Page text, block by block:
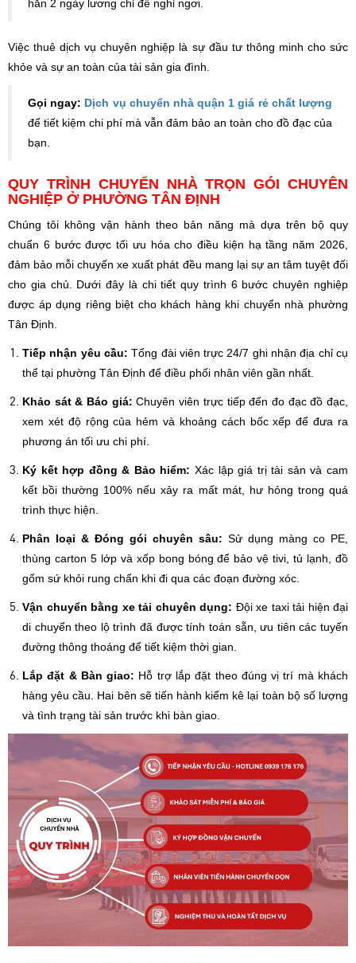
hẳn 2 ngày lương chỉ để nghỉ ngơi.
Việc thuê dịch vụ chuyên nghiệp là sự đầu tư thông minh cho sức
khỏe và sự an toàn của tài sản gia đình.
Gọi ngay: Dịch vụ chuyển nhà quận 1 giá rẻ chất lượng
để tiết kiệm chi phí mà vẫn đảm bảo an toàn cho đồ đạc của
bạn.
QUY TRÌNH CHUYỂN NHÀ TRỌN GÓI CHUYÊN
NGHIỆP Ở PHƯỜNG TÂN ĐỊNH
Chúng tôi không vận hành theo bản năng mà dựa trên bộ quy
chuẩn 6 bước được tối ưu hóa cho điều kiện hạ tầng năm 2026,
đảm bảo mỗi chuyến xe xuất phát đều mang lại sự an tâm tuyệt đối
cho gia chủ. Dưới đây là chi tiết quy trình 6 bước chuyên nghiệp
được áp dụng riêng biệt cho khách hàng khi chuyển nhà phường
Tân Định.
Tiếp nhận yêu cầu: Tổng đài viên trực 24/7 ghi nhận địa chỉ cụ
thể tại phường Tân Định để điều phối nhân viên gần nhất.
Khảo sát & Báo giá: Chuyên viên trực tiếp đến đo đạc đồ đạc,
xem xét độ rộng của hẻm và khoảng cách bốc xếp để đưa ra
phương án tối ưu chi phí.
Ký kết hợp đồng & Bảo hiểm: Xác lập giá trị tài sản và cam
kết bồi thường 100% nếu xảy ra mất mát, hư hỏng trong quá
trình thực hiện.
Phân loại & Đóng gói chuyên sâu: Sử dụng màng co PE,
thùng carton 5 lớp và xốp bong bóng để bảo vệ tivi, tủ lạnh, đồ
gốm sứ khỏi rung chấn khi đi qua các đoạn đường xóc.
Vận chuyển bằng xe tải chuyên dụng: Đội xe taxi tải hiện đại
di chuyển theo lộ trình đã được tính toán sẵn, ưu tiên các tuyến
đường thông thoáng để tiết kiệm thời gian.
Lắp đặt & Bàn giao: Hỗ trợ lắp đặt theo đúng vị trí mà khách
hàng yêu cầu. Hai bên sẽ tiến hành kiểm kê lại toàn bộ số lượng
và tình trạng tài sản trước khi bàn giao.